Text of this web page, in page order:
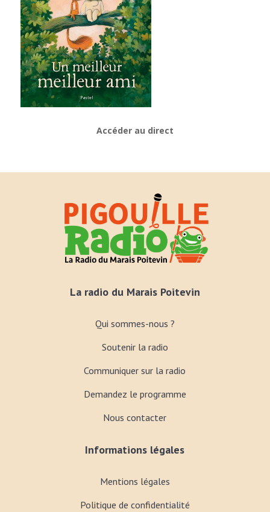
Accéder au direct
La radio du Marais Poitevin
Qui sommes-nous ?
Soutenir la radio
Communiquer sur la radio
Demandez le programme
Nous contacter
Informations légales
Mentions légales
Politique de confidentialité